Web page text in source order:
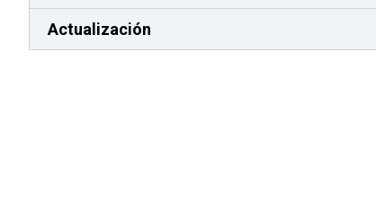
Actualización